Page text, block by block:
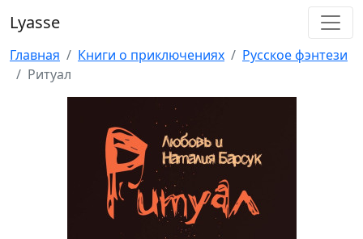
Lyasse
Главная Книги о приключениях
Русское фэнтези
Ритуал